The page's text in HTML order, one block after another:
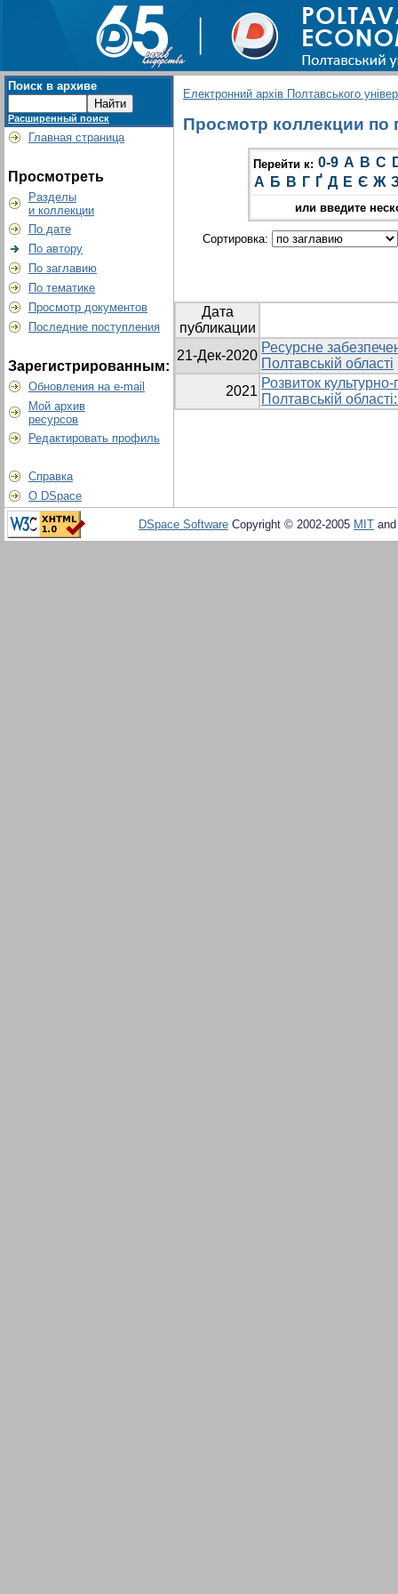
Поиск в архиве
Расширенный поиск
Главная страница
Просмотреть
Разделы
и коллекции
По дате
По автору
По заглавию
По тематике
Просмотр документов
Последние поступления
Зарегистрированным:
Обновления на e-mail
Мой архив
ресурсов
Редактировать профиль
Справка
О DSpace
Електронний архів Полтавського
Просмотр коллекции по
Перейти к: 0-9 A B C
А Б В Г Ґ Д Е Є Ж
или введите
Сортировка:
Дата
публикации
21-Дек-2020
Ресурсне
Полтавській області
2021
Розвиток
Полтавській
DSpace Software Copyright © 2002-2005 MIT